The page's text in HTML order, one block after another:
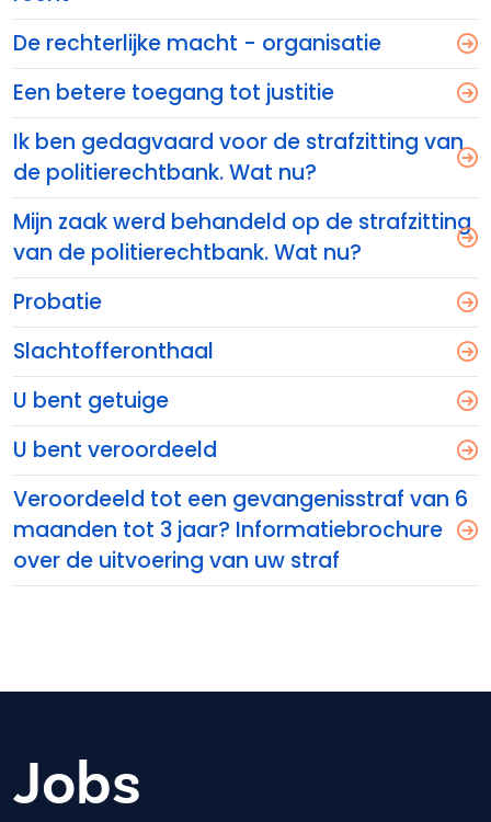
De rechterlijke macht - organisatie
Een betere toegang tot justitie
Ik ben gedagvaard voor de strafzitting van
de politierechtbank. Wat nu?
Mijn zaak werd behandeld op de strafzitting
van de politierechtbank. Wat nu?
Probatie
Slachtofferonthaal
U bent getuige
U bent veroordeeld
Veroordeeld tot een gevangenisstraf van 6
maanden tot 3 jaar? Informatiebrochure
over de uitvoering van uw straf
Jobs